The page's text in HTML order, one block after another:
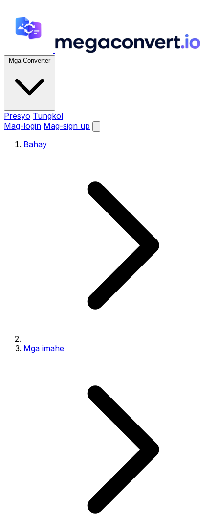
Mga Converter
Presyo Tungkol
Mag-login Mag-sign up
Bahay
Mga imahe